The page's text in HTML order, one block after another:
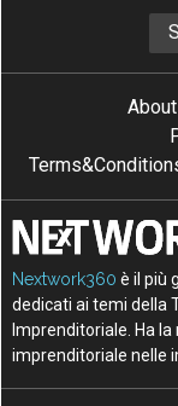
About
Nextwork360 è il più
dedicati ai temi della
Imprenditoriale. Ha
imprenditoriale nelle